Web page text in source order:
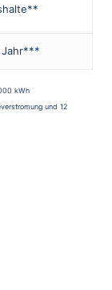
Jahr***
kWh
und 12